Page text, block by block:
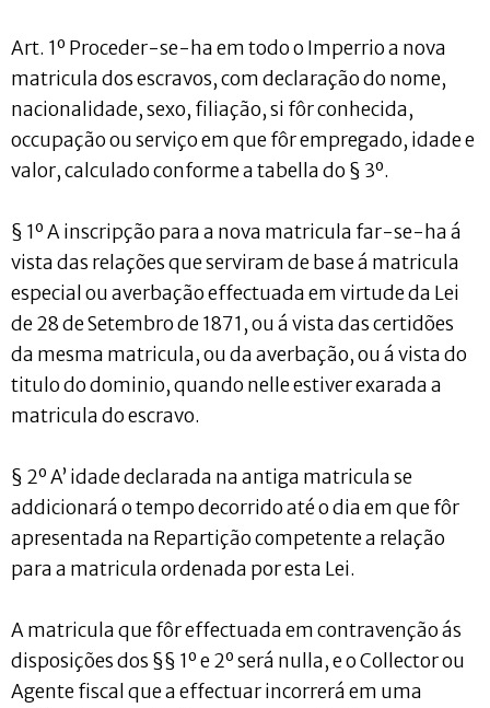
Art. 1º Proceder-se-ha em todo o Imperrio a nova
matricula dos escravos, com declaração do nome,
nacionalidade, sexo, filiação, si fôr conhecida,
occupação ou serviço em que fôr empregado, idade e
valor, calculado conforme a tabella do § 3º.
§ 1º A inscripção para a nova matricula far-se-ha á
vista das relações que serviram de base á matricula
especial ou averbação effectuada em virtude da Lei
de 28 de Setembro de 1871, ou á vista das certidões
da mesma matricula, ou da averbação, ou á vista do
titulo do dominio, quando nelle estiver exarada a
matricula do escravo.
§ 2º A’ idade declarada na antiga matricula se
addicionará o tempo decorrido até o dia em que fôr
apresentada na Repartição competente a relação
para a matricula ordenada por esta Lei.
A matricula que fôr effectuada em contravenção ás
disposições dos §§ 1º e 2º será nulla, e o Collector ou
Agente fiscal que a effectuar incorrerá em uma